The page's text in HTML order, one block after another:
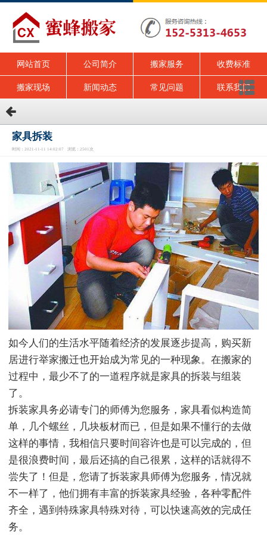
网站首页 公司简介 搬家服务 收费标准
搬家现场 新闻动态 常见问题 联系我们
家具拆装
时间：2021-11-11 14:02:07 浏览：2501次
如今人们的生活水平随着经济的发展逐步提高，购买新
居进行举家搬迁也开始成为常见的一种现象。在搬家的
过程中，最少不了的一道程序就是家具的拆装与组装
了。
拆装家具务必请专门的师傅为您服务，家具看似构造简
单，几个螺丝，几块板材而已，但是如果不懂行的去做
这样的事情，我相信只要时间容许也是可以完成的，但
是很浪费时间，最后还搞的自己很累，这样的话就得不
尝失了！但是，您请了拆装家具师傅为您服务，情况就
不一样了，他们拥有丰富的拆装家具经验，各种零配件
齐全，遇到特殊家具特殊对待，可以快速高效的完成任
务。